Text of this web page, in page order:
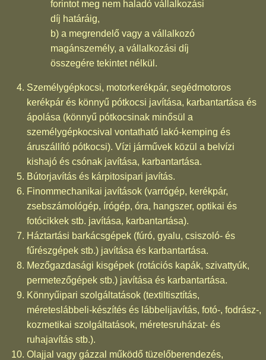
forintot meg nem haladó vállalkozási
díj határáig,
b) a megrendelő vagy a vállalkozó
magánszemély, a vállalkozási díj
összegére tekintet nélkül.
Személygépkocsi, motorkerékpár, segédmotoros
kerékpár és könnyű pótkocsi javítása, karbantartása és
ápolása (könnyű pótkocsinak minősül a
személygépkocsival vontatható lakó-kemping és
áruszállító pótkocsi). Vízi járművek közül a belvízi
kishajó és csónak javítása, karbantartása.
Bútorjavítás és kárpitosipari javítás.
Finommechanikai javítások (varrógép, kerékpár,
zsebszámológép, írógép, óra, hangszer, optikai és
fotócikkek stb. javítása, karbantartása).
Háztartási barkácsgépek (fúró, gyalu, csiszoló- és
fűrészgépek stb.) javítása és karbantartása.
Mezőgazdasági kisgépek (rotációs kapák, szivattyúk,
permetezőgépek stb.) javítása és karbantartása.
Könnyűipari szolgáltatások (textiltisztítás,
méreteslábbeli-készítés és lábbelijavítás, fotó-, fodrász-,
kozmetikai szolgáltatások, méretesruházat- és
ruhajavítás stb.).
Olajjal vagy gázzal működő tüzelőberendezés,